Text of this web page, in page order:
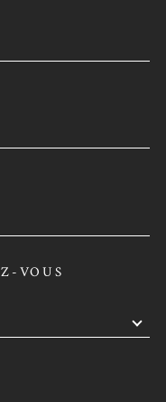
VOUS